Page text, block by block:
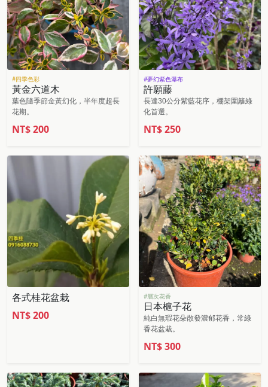
#四季色彩
黃金六道木
葉色隨季節金黃幻化，半年度超長
花期。
NT$200
#夢幻紫色瀑布
許願藤
長達30公分紫藍花序，棚架圍籬綠
化首選。
NT$250
各式桂花盆栽
NT$200
#層次花香
日本槴子花
純白無瑕花朵散發濃郁花香，常綠
香花盆栽。
NT$300